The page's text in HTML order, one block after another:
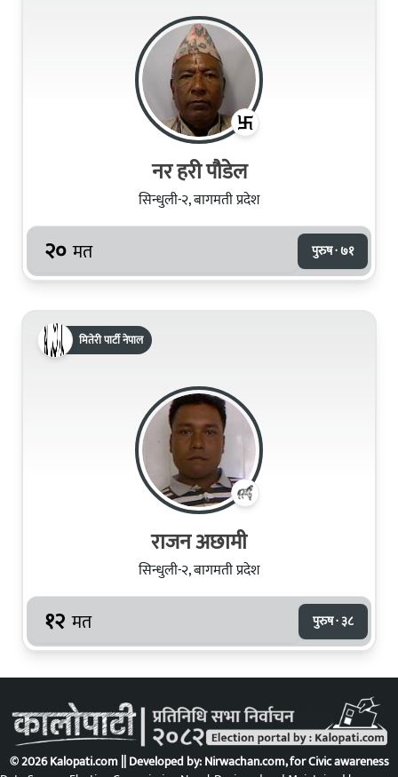
नर हरी पौडेल
सिन्धुली-२, बागमती प्रदेश
२० मत पुरुष · ७१
मितेरी पार्टी नेपाल
राजन अछामी
सिन्धुली-२, बागमती प्रदेश
१२ मत पुरुष · ३८
© 2026 Kalopati.com || Developed by:Nirwachan.com, for Civic awareness